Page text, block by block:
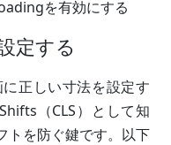
を有効にする
定する
正しい寸法を設定す
（CLS）として知
トを防ぐ鍵です。以下